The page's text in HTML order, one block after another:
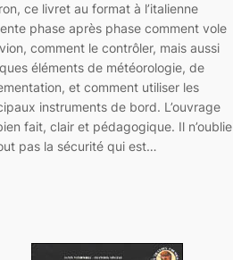
ce livret au format à l’italienne
phase après phase comment vole
comment le contrôler, mais aussi
éléments de météorologie, de
et comment utiliser les
instruments de bord. L’ouvrage
fait, clair et pédagogique. Il n’oublie
pas la sécurité qui est…